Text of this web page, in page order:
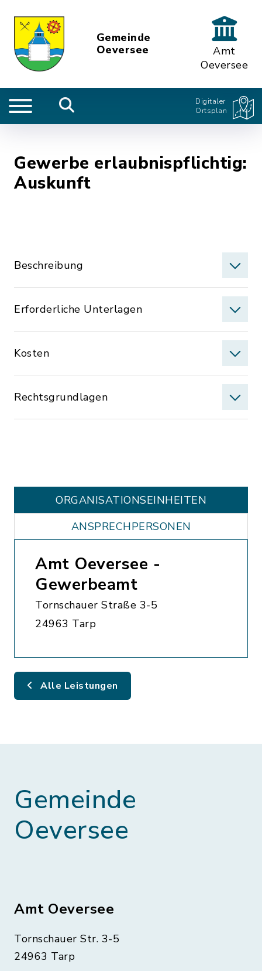
Gemeinde
Oeversee
Amt
Oeversee
Digitaler
Ortsplan
Gewerbe erlaubnispflichtig:
Auskunft
Beschreibung
Erforderliche Unterlagen
Kosten
Rechtsgrundlagen
ORGANISATIONS­EINHEITEN
ANSPRECHPERSONEN
Amt Oeversee -
Gewerbeamt
Tornschauer Straße 3-5
24963 Tarp
Alle Leistungen
Gemeinde
Oeversee
Amt Oeversee
Tornschauer Str. 3-5
24963 Tarp